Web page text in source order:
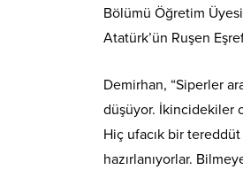
Bölümü Öğretim
Atatürk’ün Ruşen Eşref
Demirhan, “Siperler
düşüyor. İkincidekiler
Hiç ufacık bir
hazırlanıyorlar.